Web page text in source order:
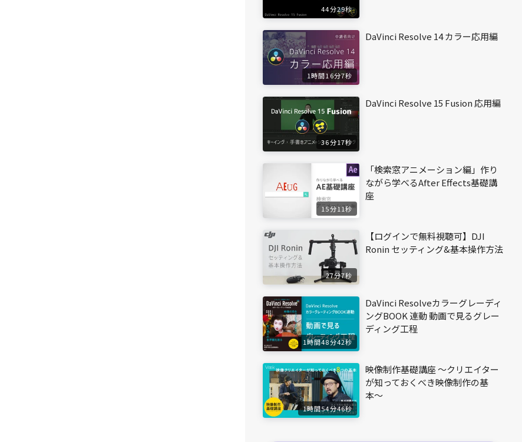
44分29秒
1時間16分7秒
DaVinci Resolve 14 カラー応用編
36分17秒
DaVinci Resolve 15 Fusion 応用編
15分11秒
「検索窓アニメーション編」作り
ながら学べるAfter Effects基礎講
座
27分7秒
【ログインで無料視聴可】DJI
Ronin セッティング&基本操作方法
1時間48分42秒
DaVinci Resolveカラーグレーディ
ングBOOK 連動 動画で見るグレー
ディング工程
1時間54分46秒
映像制作基礎講座 〜クリエイター
が知っておくべき映像制作の基
本〜